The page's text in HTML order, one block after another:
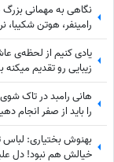
نگاهی به مهمانی
رامینفر، هوتن
در یک قاب
یادی کنیم از لحظه‌ی
زیبایی رو تقدیم
خانم!
هانی رامبد در تاک
را باید از صفر انجام
موضوع ویزا ندارد
بهنوش بختیاری: لباس
خیالش هم نبود! دل